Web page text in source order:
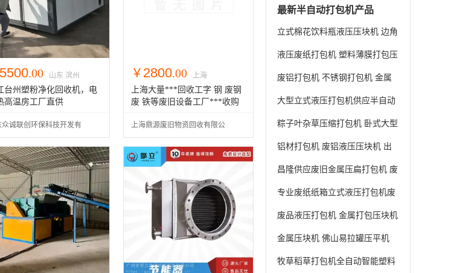
5500.00 山东 滨州
台州塑粉净化回收机，电
高温房工厂直供
众诚联创环保科技开发有
司
￥ 2800.00 上海
上海大量***回收工字 钢 废钢
废 铁等废旧设备工厂***收购
上海鼎源废旧物资回收有限公
司
最新半自动打包机产品
立式棉花饮料瓶液压压块机 边角
料铝合金打包机
液压废纸打包机 塑料薄膜打包压
缩机
废铝打包机 不锈钢打包机 金属
液压打包机 液压打包机 废钢打
大型立式液压打包机供应半自动
废纸打包机 易拉罐 饮料瓶压包
粽子叶杂草压缩打包机 卧式大型
废料打包设备 矿泉水瓶压扁机
铝材打包机 废铝液压压块机 出
包紧实密度高 运行稳定
昌隆供应废旧金属压扁打包机 废
纸箱子易拉罐液压打包机
专业废纸纸箱立式液压打包机废
金属废铁铝压块机半自动液压打
废品液压打包机 金属打包压块机
邦腾供应
金属压块机 佛山易拉罐压平机
型号
牧草稻草打包机全自动智能塑料